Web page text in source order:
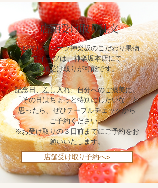
店頭受け取り注文
店舗受け取り予約へ>
ハピマルフルーツ神楽坂のこだわり果物
スイーツは、神楽坂本店にて
店頭受け取りが可能です。
記念日、差し入れ、自分へのご褒美に。
「その日はちょっと特別にしたいな」と
思ったら、ぜひテーブルチェックから
ご予約ください。
※お受け取りの３日前までにご予約をお
願いいたします。